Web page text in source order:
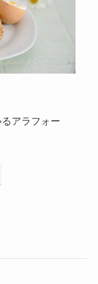
アラフォー